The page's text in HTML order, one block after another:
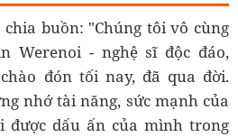
chia buồn: "Chúng tôi vô cùng
Werenoi - nghệ sĩ độc đáo,
đón tối nay, đã qua đời.
nhớ tài năng, sức mạnh của
được dấu ấn của mình trong